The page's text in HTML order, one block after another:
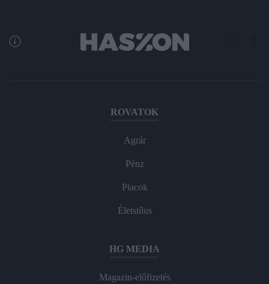
ROVATOK
Agrár
Pénz
Piacok
Életstílus
HG MEDIA
Magazin-előfizetés